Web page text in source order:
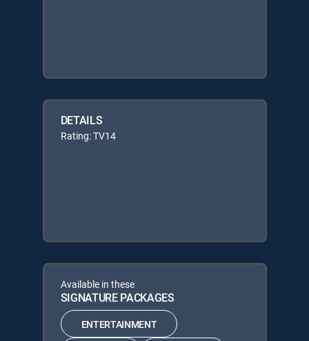
DETAILS
Rating: TV14
Available in these
SIGNATURE PACKAGES
ENTERTAINMENT